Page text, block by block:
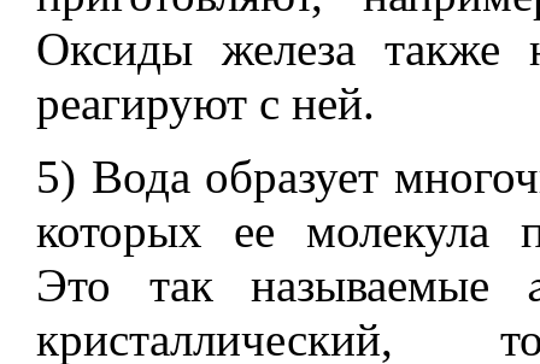
Оксиды железа
реагируют с ней.
5) Вода образует
которых ее молекула
Это так называемые